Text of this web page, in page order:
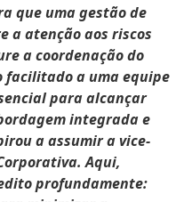
que uma gestão de
a atenção aos riscos
a coordenação do
facilitado a uma equipe
para alcançar
integrada e
a assumir a vice-
Aqui,
profundamente: